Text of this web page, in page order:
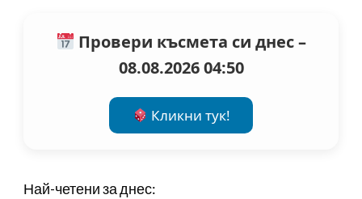
Провери късмета си днес –
08.08.2026 04:50
Кликни тук!
Най-четени за днес: